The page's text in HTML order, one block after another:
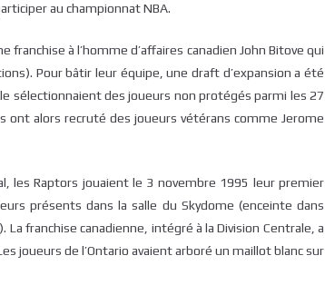
au championnat NBA.
à l’homme d’affaires canadien John Bitove qui
Pour bâtir leur équipe, une draft d’expansion a été
sélectionnaient des joueurs non protégés parmi les 27
ont alors recruté des joueurs vétérans comme Jerome
les Raptors jouaient le 3 novembre 1995 leur premier
présents dans la salle du Skydome (enceinte dans
franchise canadienne, intégré à la Division Centrale, a
joueurs de l’Ontario avaient arboré un maillot blanc sur